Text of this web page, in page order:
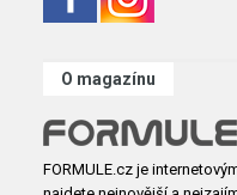
O magazínu
FORMULE.cz je